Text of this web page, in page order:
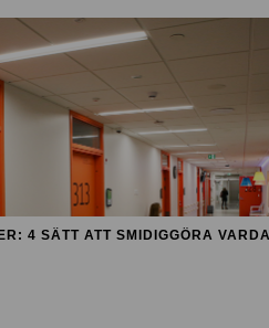
4 SÄTT ATT SMIDIGGÖRA